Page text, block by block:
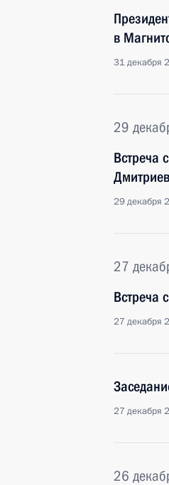
в
31 декабря
29
Встреча
29 декабря
27
Встреча
27 декабря
27 декабря
26